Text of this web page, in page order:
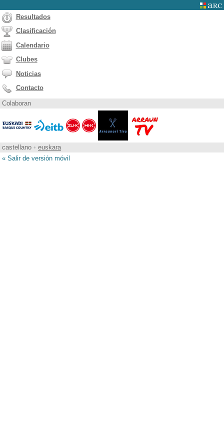
Resultados
Clasificación
Calendario
Clubes
Noticias
Contacto
Colaboran
castellano • euskara
« Salir de versión móvil